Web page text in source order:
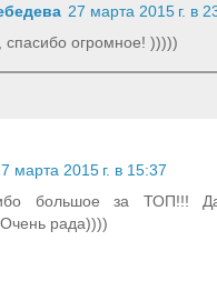
27 марта 2015 г. в
огромное! )))))
марта 2015 г. в 15:37
большое за ТОП!!!
рада))))